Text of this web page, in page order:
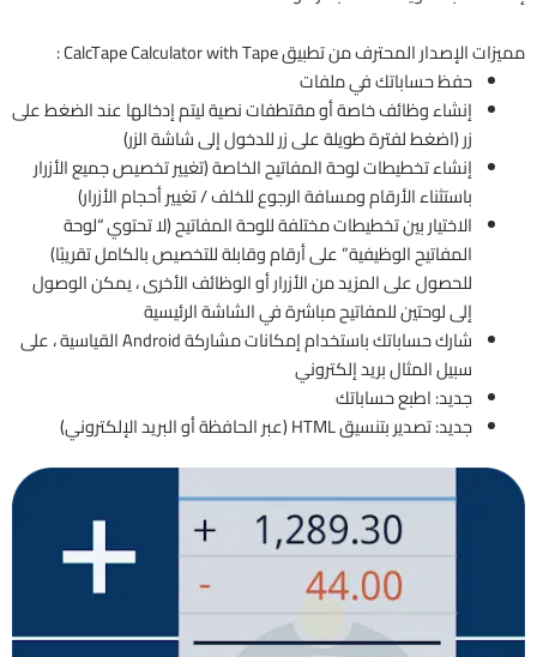
مميزات الإصدار المحترف من تطبيق CalcTape Calculator with Tape :
حفظ حساباتك في ملفات
إنشاء وظائف خاصة أو مقتطفات نصية ليتم إدخالها عند الضغط على
زر (اضغط لفترة طويلة على زر للدخول إلى شاشة الزر)
إنشاء تخطيطات لوحة المفاتيح الخاصة (تغيير تخصيص جميع الأزرار
باستثناء الأرقام ومسافة الرجوع للخلف / تغيير أحجام الأزرار)
الاختيار بين تخطيطات مختلفة للوحة المفاتيح (لا تحتوي “لوحة
المفاتيح الوظيفية” على أرقام وقابلة للتخصيص بالكامل تقريبًا)
للحصول على المزيد من الأزرار أو الوظائف الأخرى ، يمكن الوصول
إلى لوحتين للمفاتيح مباشرة في الشاشة الرئيسية
شارك حساباتك باستخدام إمكانات مشاركة Android القياسية ، على
سبيل المثال بريد إلكتروني
جديد: اطبع حساباتك
جديد: تصدير بتنسيق HTML (عبر الحافظة أو البريد الإلكتروني)